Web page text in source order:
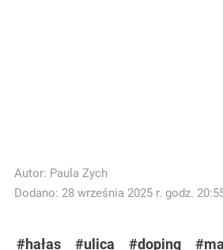
Autor: Paula Zych
Dodano: 28 września 2025 r. godz.
#hałas #ulica #doping